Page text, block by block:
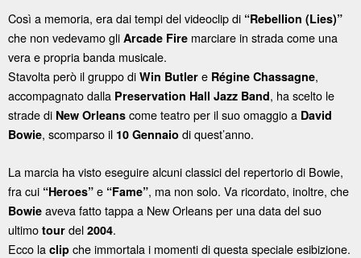
Così a memoria, era dai tempi del videoclip di “Rebellion (Lies)”
che non vedevamo gli Arcade Fire marciare in strada come una
vera e propria banda musicale.
Stavolta però il gruppo di Win Butler e Régine Chassagne,
accompagnato dalla Preservation Hall Jazz Band, ha scelto le
strade di New Orleans come teatro per il suo omaggio a David
Bowie, scomparso il 10 Gennaio di quest’anno.
La marcia ha visto eseguire alcuni classici del repertorio di Bowie,
fra cui “Heroes” e “Fame”, ma non solo. Va ricordato, inoltre, che
Bowie aveva fatto tappa a New Orleans per una data del suo
ultimo tour del 2004.
Ecco la clip che immortala i momenti di questa speciale esibizione.